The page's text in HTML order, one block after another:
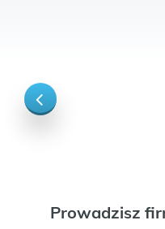
Prowadzisz